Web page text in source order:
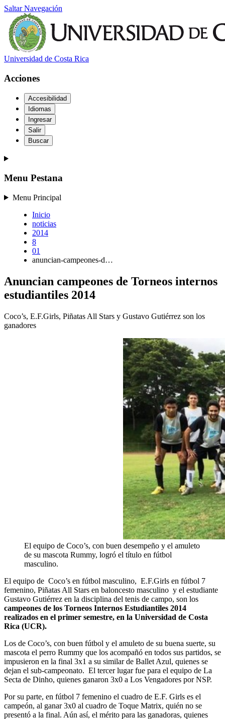
Saltar Navegación
Universidad de Costa Rica
Acciones
Accesibilidad
Idiomas
Ingresar
Salir
Buscar
Menu Pestana
Menu Principal
Inicio
noticias
2014
8
01
anuncian-campeones-d…
Anuncian campeones de Torneos internos
estudiantiles 2014
Coco’s, E.F.Girls, Piñatas All Stars y Gustavo Gutiérrez son los
ganadores
El equipo de Coco’s, con buen desempeño y el amuleto
de su mascota Rummy, logró el título en fútbol
masculino.
El equipo de Coco’s en fútbol masculino, E.F.Girls en fútbol 7
femenino, Piñatas All Stars en baloncesto masculino y el estudiante
Gustavo Gutiérrez en la disciplina del tenis de campo, son los
campeones de los Torneos Internos Estudiantiles 2014
realizados en el primer semestre, en la Universidad de Costa
Rica (UCR).
Los de Coco’s, con buen fútbol y el amuleto de su buena suerte, su
mascota el perro Rummy que los acompañó en todos sus partidos, se
impusieron en la final 3x1 a su similar de Ballet Azul, quienes se
dejan el sub-campeonato. El tercer lugar fue para el equipo de La
Secta de Dinho, quienes ganaron 3x0 a Los Vengadores por NSP.
Por su parte, en fútbol 7 femenino el cuadro de E.F. Girls es el
campeón, al ganar 3x0 al cuadro de Toque Matrix, quién no se
presentó a la final. Aún así, el mérito para las ganadoras, quienes